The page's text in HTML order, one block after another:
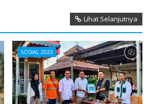
Lihat Selanjutnya
SOSIAL 2023